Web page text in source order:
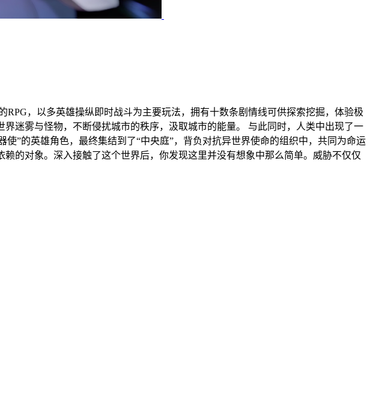
，以多英雄操纵即时战斗为主要玩法，拥有十数条剧情线可供探索挖掘，体验极
迷雾与怪物，不断侵扰城市的秩序，汲取城市的能量。 与此同时，人类中出现了一
”的英雄角色，最终集结到了“中央庭”，背负对抗异世界使命的组织中，共同为命运
的对象。深入接触了这个世界后，你发现这里并没有想象中那么简单。威胁不仅仅